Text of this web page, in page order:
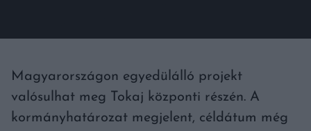
Magyarországon egyedülálló projekt
valósulhat meg Tokaj központi részén. A
kormányhatározat megjelent, céldátum még